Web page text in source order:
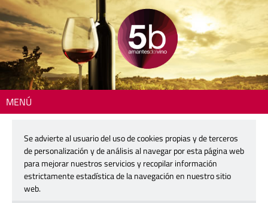
MENÚ
220215-belondrade-villarreal-12
15 febrero, 2022
Se advierte al usuario del uso de cookies propias y de terceros
de personalización y de análisis al navegar por esta página web
para mejorar nuestros servicios y recopilar información
estrictamente estadística de la navegación en nuestro sitio
web.